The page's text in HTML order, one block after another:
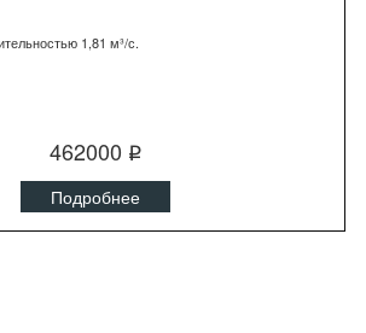
1,81 м³/с.
462000 q
Подробнее